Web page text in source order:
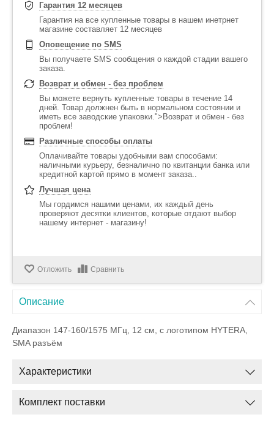
Гарантия 12 месяцев
Гарантия на все купленные товары в нашем инетрнет
магазине составляет 12 месяцев
Оповещение по SMS
Вы получаете SMS сообщения о каждой стадии вашего
заказа.
Возврат и обмен - без проблем
Вы можете вернуть купленные товары в течение 14
дней. Товар должнен быть в нормальном состоянии и
иметь все заводские упаковки.">Возврат и обмен - без
проблем!
Различные способы оплаты
Оплачивайте товары удобными вам способами:
наличными курьеру, безналично по квитанции банка или
кредитной картой прямо в момент заказа..
Лучшая цена
Мы гордимся нашими ценами, их каждый день
проверяют десятки клиентов, которые отдают выбор
нашему интернет - магазину!
Отложить Сравнить
Описание
Диапазон 147-160/1575 МГц, 12 см, с логотипом HYTERA,
SMA разъём
Характеристики
Комплект поставки